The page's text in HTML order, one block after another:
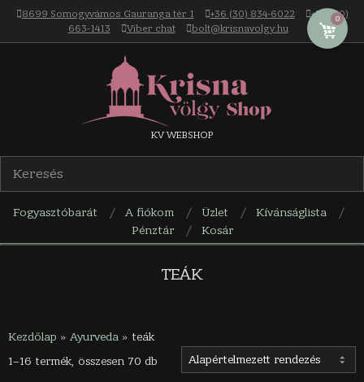
Skip
content
8699 Somogyvámos Gauranga tér 1 +36 (30) 834-6022
+36 (30)
663-1413
Viber chat bolt@krisnavolgy.hu
Krisna-
völgy
webáruház
KV WEBSHOP
Fogyasztóbarát A fiókom Üzlet
Kívánságlista
Pénztár
Kosár
TEÁK
Kezdőlap » Ayurveda » teák
1–16 termék, összesen 70 db
0